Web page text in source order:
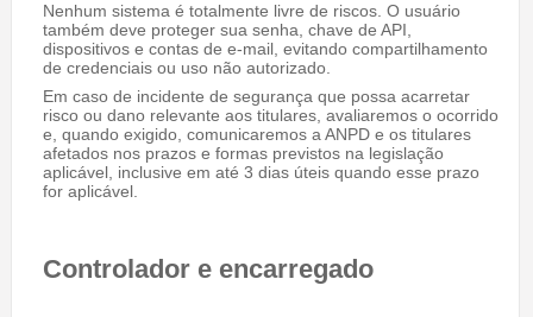
Nenhum sistema é totalmente livre de riscos. O usuário
também deve proteger sua senha, chave de API,
dispositivos e contas de e-mail, evitando compartilhamento
de credenciais ou uso não autorizado.
Em caso de incidente de segurança que possa acarretar
risco ou dano relevante aos titulares, avaliaremos o ocorrido
e, quando exigido, comunicaremos a ANPD e os titulares
afetados nos prazos e formas previstos na legislação
aplicável, inclusive em até 3 dias úteis quando esse prazo
for aplicável.
Controlador e encarregado